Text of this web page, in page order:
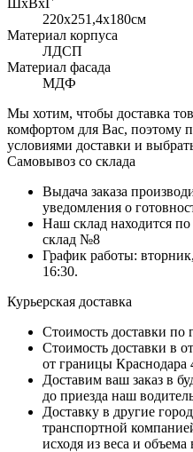
220x251,4х180см
Материал корпуса
ЛДСП
Материал фасада
МДФ
Мы хотим, чтобы доставка
комфортом для Вас, поэтому
условиями доставки и
Самовывоз со склада
Выдача заказа
уведомления о
Наш склад находится
склад №8
График работы:
16:30.
Курьерская доставка
Стоимость доставки по
Стоимость доставки в
от границы Краснодара
Доставим ваш заказ в
до приезда наш
Доставку в другие
транспортной
исходя из веса и объема